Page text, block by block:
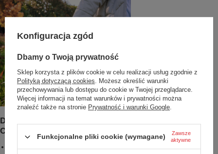
Dodatkowe zalety Butelki termicznej Contigo Easy
Clean
Konfiguracja zgód
Dbamy o Twoją prywatność
Sklep korzysta z plików cookie w celu realizacji usług zgodnie z
Polityką dotyczącą cookies. Możesz określić warunki
przechowywania lub dostępu do cookie w Twojej przeglądarce.
Więcej informacji na temat warunków i prywatności można
znaleźć także na stronie Prywatność i warunki Google.
Funkcjonalne pliki cookie (wymagane)
Zawsze
aktywne